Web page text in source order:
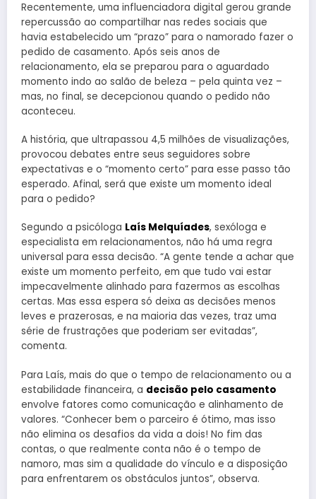
Recentemente, uma influenciadora digital gerou grande
repercussão ao compartilhar nas redes sociais que
havia estabelecido um “prazo” para o namorado fazer o
pedido de casamento. Após seis anos de
relacionamento, ela se preparou para o aguardado
momento indo ao salão de beleza – pela quinta vez –
mas, no final, se decepcionou quando o pedido não
aconteceu.
A história, que ultrapassou 4,5 milhões de visualizações,
provocou debates entre seus seguidores sobre
expectativas e o “momento certo” para esse passo tão
esperado. Afinal, será que existe um momento ideal
para o pedido?
Segundo a psicóloga Laís Melquíades, sexóloga e
especialista em relacionamentos, não há uma regra
universal para essa decisão. “A gente tende a achar que
existe um momento perfeito, em que tudo vai estar
impecavelmente alinhado para fazermos as escolhas
certas. Mas essa espera só deixa as decisões menos
leves e prazerosas, e na maioria das vezes, traz uma
série de frustrações que poderiam ser evitadas”,
comenta.
Para Laís, mais do que o tempo de relacionamento ou a
estabilidade financeira, a decisão pelo casamento
envolve fatores como comunicação e alinhamento de
valores. “Conhecer bem o parceiro é ótimo, mas isso
não elimina os desafios da vida a dois! No fim das
contas, o que realmente conta não é o tempo de
namoro, mas sim a qualidade do vínculo e a disposição
para enfrentarem os obstáculos juntos”, observa.